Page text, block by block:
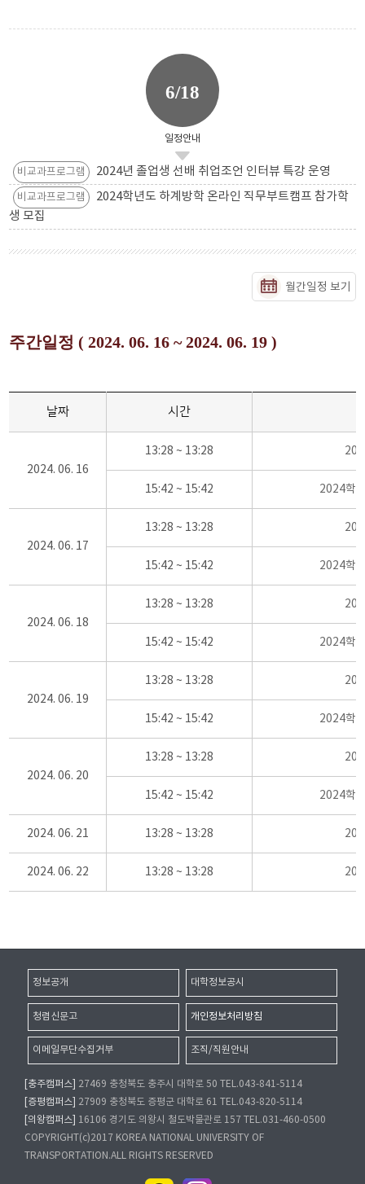
6/18
일정안내
비교과프로그램 2024년 졸업생 선배 취업조언 인터뷰 특강 운영
비교과프로그램
2024학년도 하계방학 온라인 직무부트캠프 참가학
생 모집
월간일정 보기
주간일정 ( 2024. 06. 16 ~ 2024. 06. 19 )
날짜 시간
2024. 06. 16
13:28 ~ 13:28
15:42 ~ 15:42 2024학
2024. 06. 17
13:28 ~ 13:28
15:42 ~ 15:42 2024학
2024. 06. 18
13:28 ~ 13:28
15:42 ~ 15:42 2024학
2024. 06. 19
13:28 ~ 13:28
15:42 ~ 15:42 2024학
2024. 06. 20
13:28 ~ 13:28
15:42 ~ 15:42 2024학
2024. 06. 21 13:28 ~ 13:28
2024. 06. 22 13:28 ~ 13:28
정보공개 대학정보공시
청렴신문고 개인정보처리방침
이메일무단수집거부 조직/직원안내
[충주캠퍼스]
27469 충청북도 충주시 대학로 50 TEL.043-841-5114
[증평캠퍼스]
27909 충청북도 증평군 대학로 61 TEL.043-820-5114
[의왕캠퍼스]
16106 경기도 의왕시 철도박물관로 157 TEL.031-460-0500
COPYRIGHT(c)2017 KOREA NATIONAL UNIVERSITY OF
TRANSPORTATION.ALL RIGHTS RESERVED